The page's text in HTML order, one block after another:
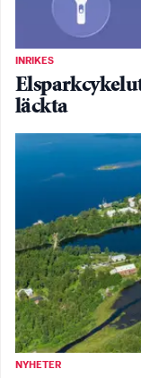
INRIKES
läckta
NYHETER